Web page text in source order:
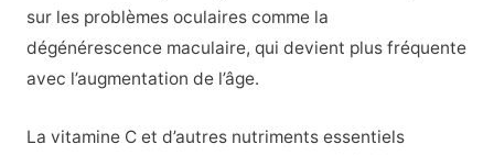
sur les problèmes oculaires comme la
dégénérescence maculaire, qui devient plus fréquente
avec l’augmentation de l’âge.
La vitamine C et d’autres nutriments essentiels